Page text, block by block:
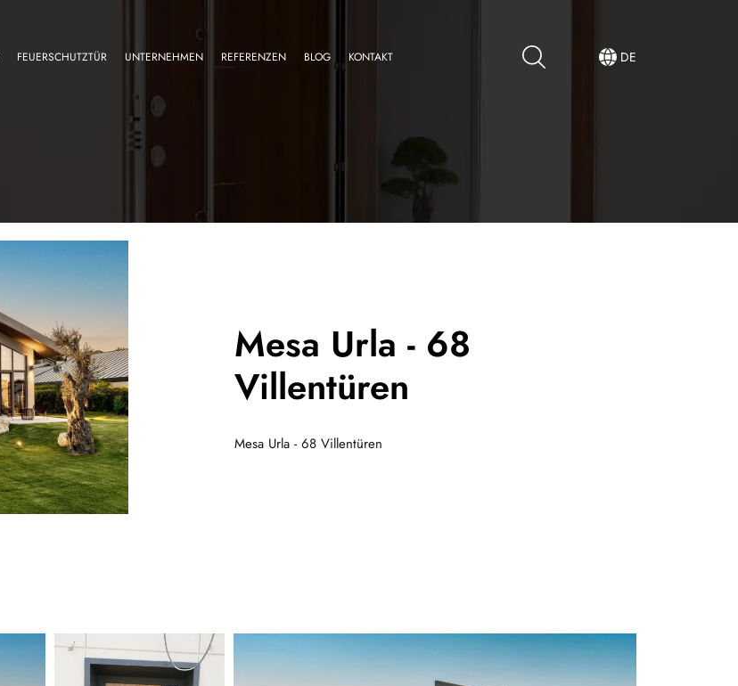
FEUERSCHUTZTÜR UNTERNEHMEN REFERENZEN BLOG KONTAKT DE
Mesa Urla - 68
Villentüren
Mesa Urla - 68 Villentüren